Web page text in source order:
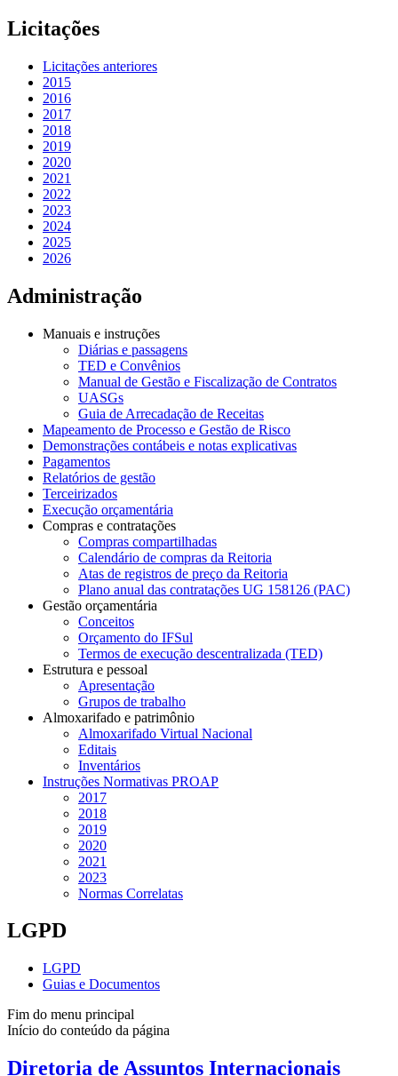
Licitações
Licitações anteriores
2015
2016
2017
2018
2019
2020
2021
2022
2023
2024
2025
2026
Administração
Manuais e instruções
Diárias e passagens
TED e Convênios
Manual de Gestão e Fiscalização de Contratos
UASGs
Guia de Arrecadação de Receitas
Mapeamento de Processo e Gestão de Risco
Demonstrações contábeis e notas explicativas
Pagamentos
Relatórios de gestão
Terceirizados
Execução orçamentária
Compras e contratações
Compras compartilhadas
Calendário de compras da Reitoria
Atas de registros de preço da Reitoria
Plano anual das contratações UG 158126 (PAC)
Gestão orçamentária
Conceitos
Orçamento do IFSul
Termos de execução descentralizada (TED)
Estrutura e pessoal
Apresentação
Grupos de trabalho
Almoxarifado e patrimônio
Almoxarifado Virtual Nacional
Editais
Inventários
Instruções Normativas PROAP
2017
2018
2019
2020
2021
2023
Normas Correlatas
LGPD
LGPD
Guias e Documentos
Fim do menu principal
Início do conteúdo da página
Diretoria de Assuntos Internacionais